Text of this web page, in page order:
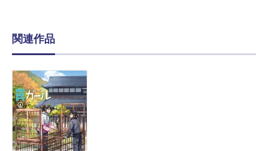
関連作品